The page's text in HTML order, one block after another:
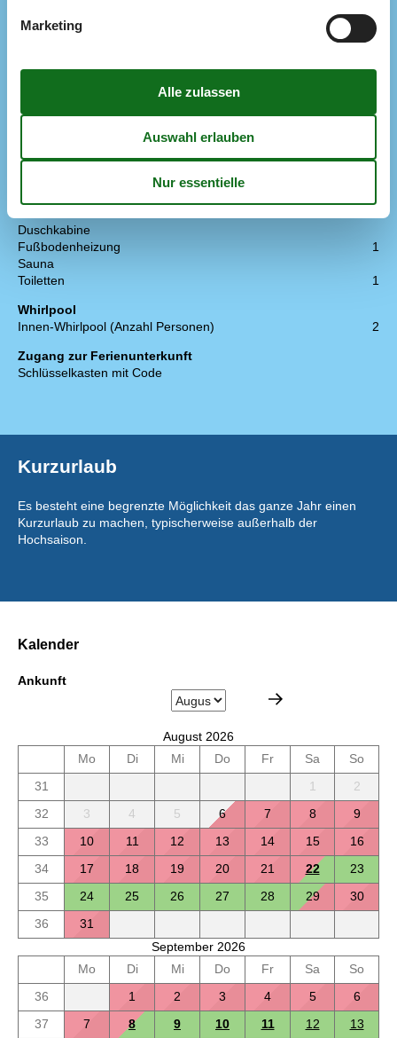
Anzahl der Fernseher
1
Radio
Anzahl der Schlafzimmer
3
Doppelbett (Anzahl der Schlafplätze)
Kinderbett
1
Duschkabine
Fußbodenheizung
1
Sauna
Toiletten
1
Whirlpool
Innen-Whirlpool (Anzahl Personen)
2
Zugang zur Ferienunterkunft
Schlüsselkasten mit Code
Kurzurlaub
Es besteht eine begrenzte Möglichkeit das ganze Jahr einen
Kurzurlaub zu machen, typischerweise außerhalb der
Hochsaison.
Kalender
Ankunft
August 2026
Mo
Di Mi Do Fr Sa
So
31
1
2
32
3 4 5 6 7 8
9
33
10 11 12 13 14 15
16
34
17 18 19 20 21 22
23
35
24 25 26 27 28 29
30
36
31
September 2026
Mo
Di Mi Do Fr Sa
So
36
1 2 3 4 5
6
37
7 8 9 10 11 12
13
Marketing